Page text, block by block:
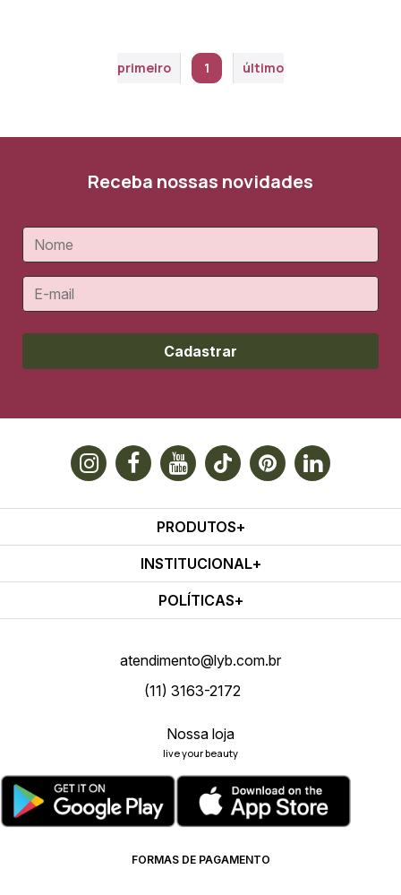
primeiro 1 último
Receba nossas novidades
Cadastrar
PRODUTOS
INSTITUCIONAL
POLÍTICAS
atendimento@lyb.com.br
(11) 3163-2172
Nossa loja
live your beauty
FORMAS DE PAGAMENTO